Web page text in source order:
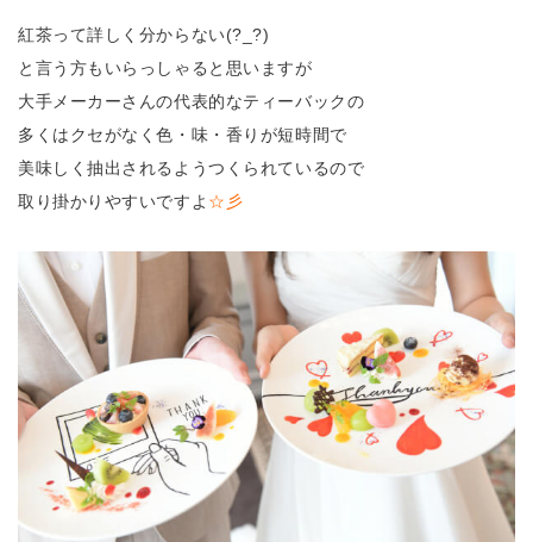
紅茶って詳しく分からない(?_?)
と言う方もいらっしゃると思いますが
大手メーカーさんの代表的なティーバックの
多くはクセがなく色・味・香りが短時間で
美味しく抽出されるようつくられているので
取り掛かりやすいですよ ☆彡